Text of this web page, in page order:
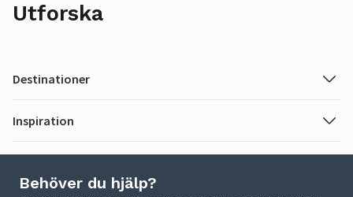
Utforska
Destinationer
Inspiration
Behöver du hjälp?